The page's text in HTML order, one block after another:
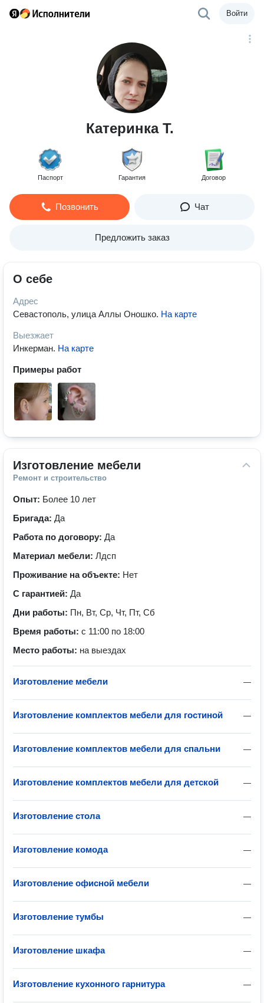
Войти
Катеринка Т.
Паспорт Гарантия Договор
Позвонить Чат
Предложить заказ
О себе
Адрес
Севастополь, улица Аллы Оношко. На карте
Выезжает
Инкерман. На карте
Примеры работ
Изготовление мебели
Ремонт и строительство
Опыт: Более 10 лет
Бригада: Да
Работа по договору: Да
Материал мебели: Лдсп
Проживание на объекте: Нет
С гарантией: Да
Дни работы: Пн, Вт, Ср, Чт, Пт, Сб
Время работы: с 11:00 по 18:00
Место работы: на выездах
—
Изготовление мебели
—
Изготовление комплектов мебели для гостиной
—
Изготовление комплектов мебели для спальни
—
Изготовление комплектов мебели для детской
—
Изготовление стола
—
Изготовление комода
—
Изготовление офисной мебели
—
Изготовление тумбы
—
Изготовление шкафа
—
Изготовление кухонного гарнитура